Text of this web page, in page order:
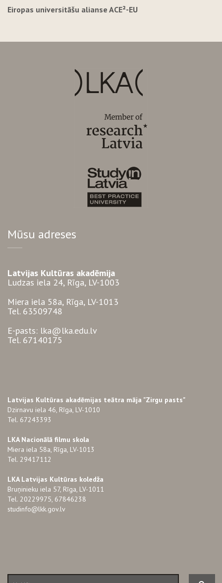
Eiropas universitāšu alianse ACE²-EU
Mūsu adreses
Latvijas Kultūras akadēmija
Ludzas iela 24, Rīga, LV-1003
Miera iela 58a, Rīga, LV-1013
Tel. 63509748
E-pasts: lka@lka.edu.lv
Tel. 67140175
Latvijas Kultūras akadēmijas teātra māja "Zirgu pasts"
Dzirnavu iela 46, Rīga, LV-1010
Tel. 67243393
LKA Nacionālā filmu skola
Miera iela 58a, Rīga, LV-1013
Tel. 29417112
LKA Latvijas Kultūras koledža
Bruņinieku iela 57, Rīga, LV-1011
Tel. 20229975, 67846238
studinfo@lkk.gov.lv